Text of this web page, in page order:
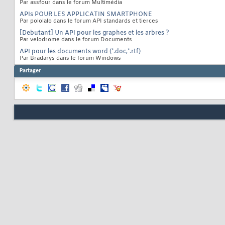
Par assfour dans le forum Multimédia
APIs POUR LES APPLICATIN SMARTPHONE
Par pololalo dans le forum API standards et tierces
[Debutant] Un API pour les graphes et les arbres ?
Par velodrome dans le forum Documents
API pour les documents word (*.doc,*.rtf)
Par Bradarys dans le forum Windows
Partager